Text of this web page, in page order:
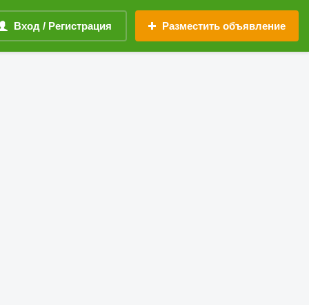
Вход / Регистрация Разместить объявление